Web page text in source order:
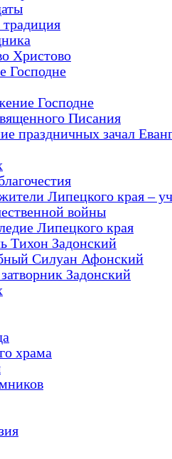
традиция
Христово
Господне
Господне
Писания
праздничных зачал
Липецкого края –
войны
Липецкого края
Тихон Задонский
Силуан Афонский
Задонский
храма